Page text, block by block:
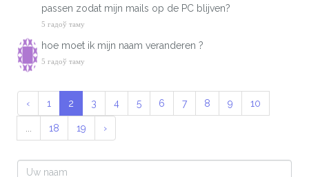
passen zodat mijn mails op de PC blijven?
5 гадоў таму
hoe moet ik mijn naam veranderen ?
5 гадоў таму
‹ 1 2 3 4 5 6 7 8 9 10
... 18 19 ›